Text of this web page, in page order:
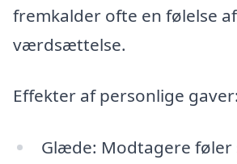
fremkalder ofte en følelse af
værdsættelse.
Effekter af personlige gaver:
Glæde: Modtagere føler